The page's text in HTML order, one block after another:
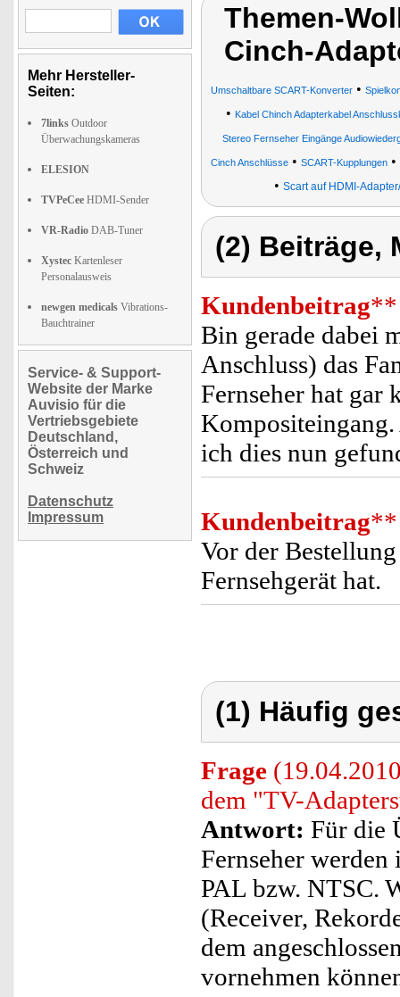
Mehr Hersteller-
Seiten:
7links Outdoor
Überwachungskameras
ELESION
TVPeCee HDMI-Sender
VR-Radio DAB-Tuner
Xystec Kartenleser
Personalausweis
newgen medicals Vibrations-
Bauchtrainer
Service- & Support-
Website der Marke
Auvisio für die
Vertriebsgebiete
Deutschland,
Österreich und
Schweiz
Datenschutz
Impressum
Themen-
Cinch-
Umschaltbare SCART-Konverter •
• Kabel Chinch Adapterkabel
Stereo Fernseher Eingänge
Cinch Anschlüsse • SCART-Kupplungen •
• Scart auf HDMI-
(2) Beiträge,
Kundenbeitrag**
Bin gerade dabei
Anschluss) das
Fernseher hat gar
Kompositeingang.
ich dies nun
Kundenbeitrag**
Vor der
Fernsehgerät hat.
(1) Häufig
Frage
dem "TV-
Antwort: Für die
Fernseher
PAL bzw. NTSC.
(Receiver,
dem
vornehmen